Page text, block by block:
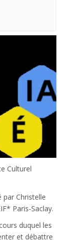
Culturel
par Christelle
Paris-Saclay.
duquel les
et débattre